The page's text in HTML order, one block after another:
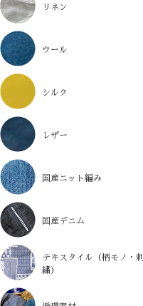
リネン
ウール
シルク
レザー
国産ニット編み
国産デニム
テキスタイル（柄モノ・刺
繍）